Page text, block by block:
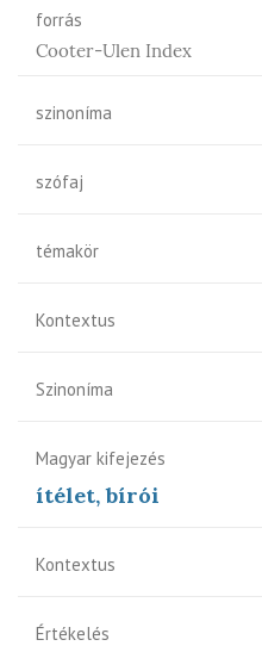
forrás
Cooter-Ulen Index
szinoníma
szófaj
témakör
Kontextus
Szinoníma
Magyar kifejezés
ítélet, bírói
Kontextus
Értékelés